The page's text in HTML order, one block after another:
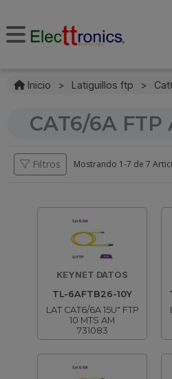
Inicio > Latiguillos ftp >
CAT6/6A FTP
Filtros Mostrando 1-7 de 7
KEYNET DATOS
TL-6AFTB26-10Y
LAT CAT6/6A 15U" FTP
10 MTS AM
731083